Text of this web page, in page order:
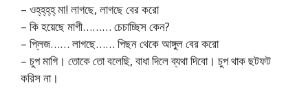
– ওহ্‌হ্‌হ্‌হ্‌ মা! লাগছে, লাগছে বের করো
– কি হয়েছে মাগী……… চেচাচ্ছিস কেন?
– প্লিজ…… লাগছে…… পিছন থেকে আঙ্গুল বের করো
– চুপ মাগি। তোকে তো বলেছি, বাধা দিলে ব্যথা দিবো। চুপ থাক ছটফট
করিস না।